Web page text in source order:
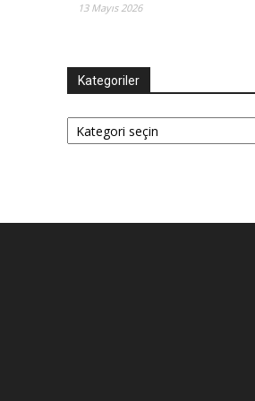
13 Mayıs 2026
Kategoriler
Kategoriler